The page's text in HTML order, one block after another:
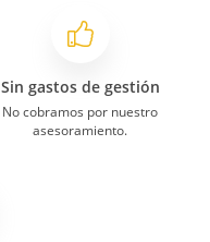
Sin gastos de gestión
No cobramos por nuestro
asesoramiento.